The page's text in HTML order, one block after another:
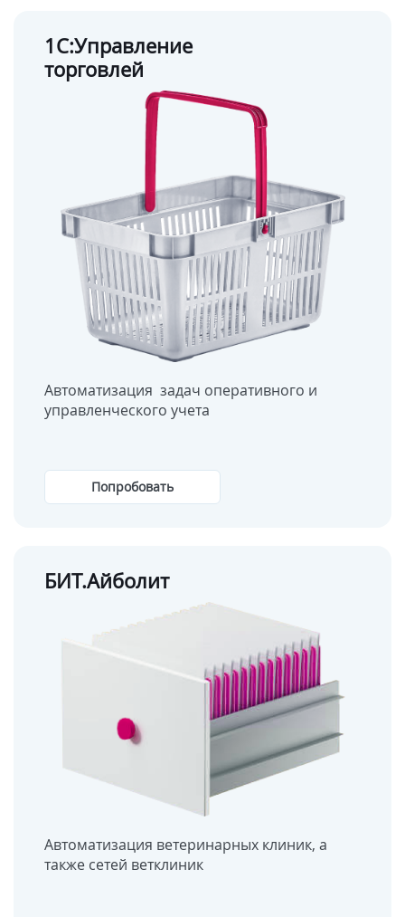
1С:Управление
торговлей
Автоматизация задач оперативного и
управленческого учета
Попробовать
БИТ.Айболит
Автоматизация ветеринарных клиник, а
также сетей ветклиник